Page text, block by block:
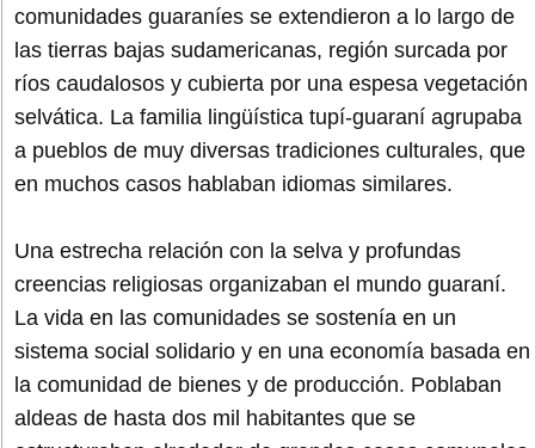
comunidades guaraníes se extendieron a lo largo de
las tierras bajas sudamericanas, región surcada por
ríos caudalosos y cubierta por una espesa vegetación
selvática. La familia lingüística tupí-guaraní agrupaba
a pueblos de muy diversas tradiciones culturales, que
en muchos casos hablaban idiomas similares.
Una estrecha relación con la selva y profundas
creencias religiosas organizaban el mundo guaraní.
La vida en las comunidades se sostenía en un
sistema social solidario y en una economía basada en
la comunidad de bienes y de producción. Poblaban
aldeas de hasta dos mil habitantes que se